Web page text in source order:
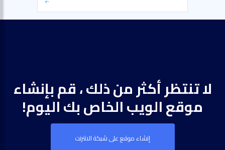
لا تنتظر أكثر من ذلك ، قم بإنشاء
موقع الويب الخاص بك اليوم!
إنشاء موقع على شبكة الانترنت